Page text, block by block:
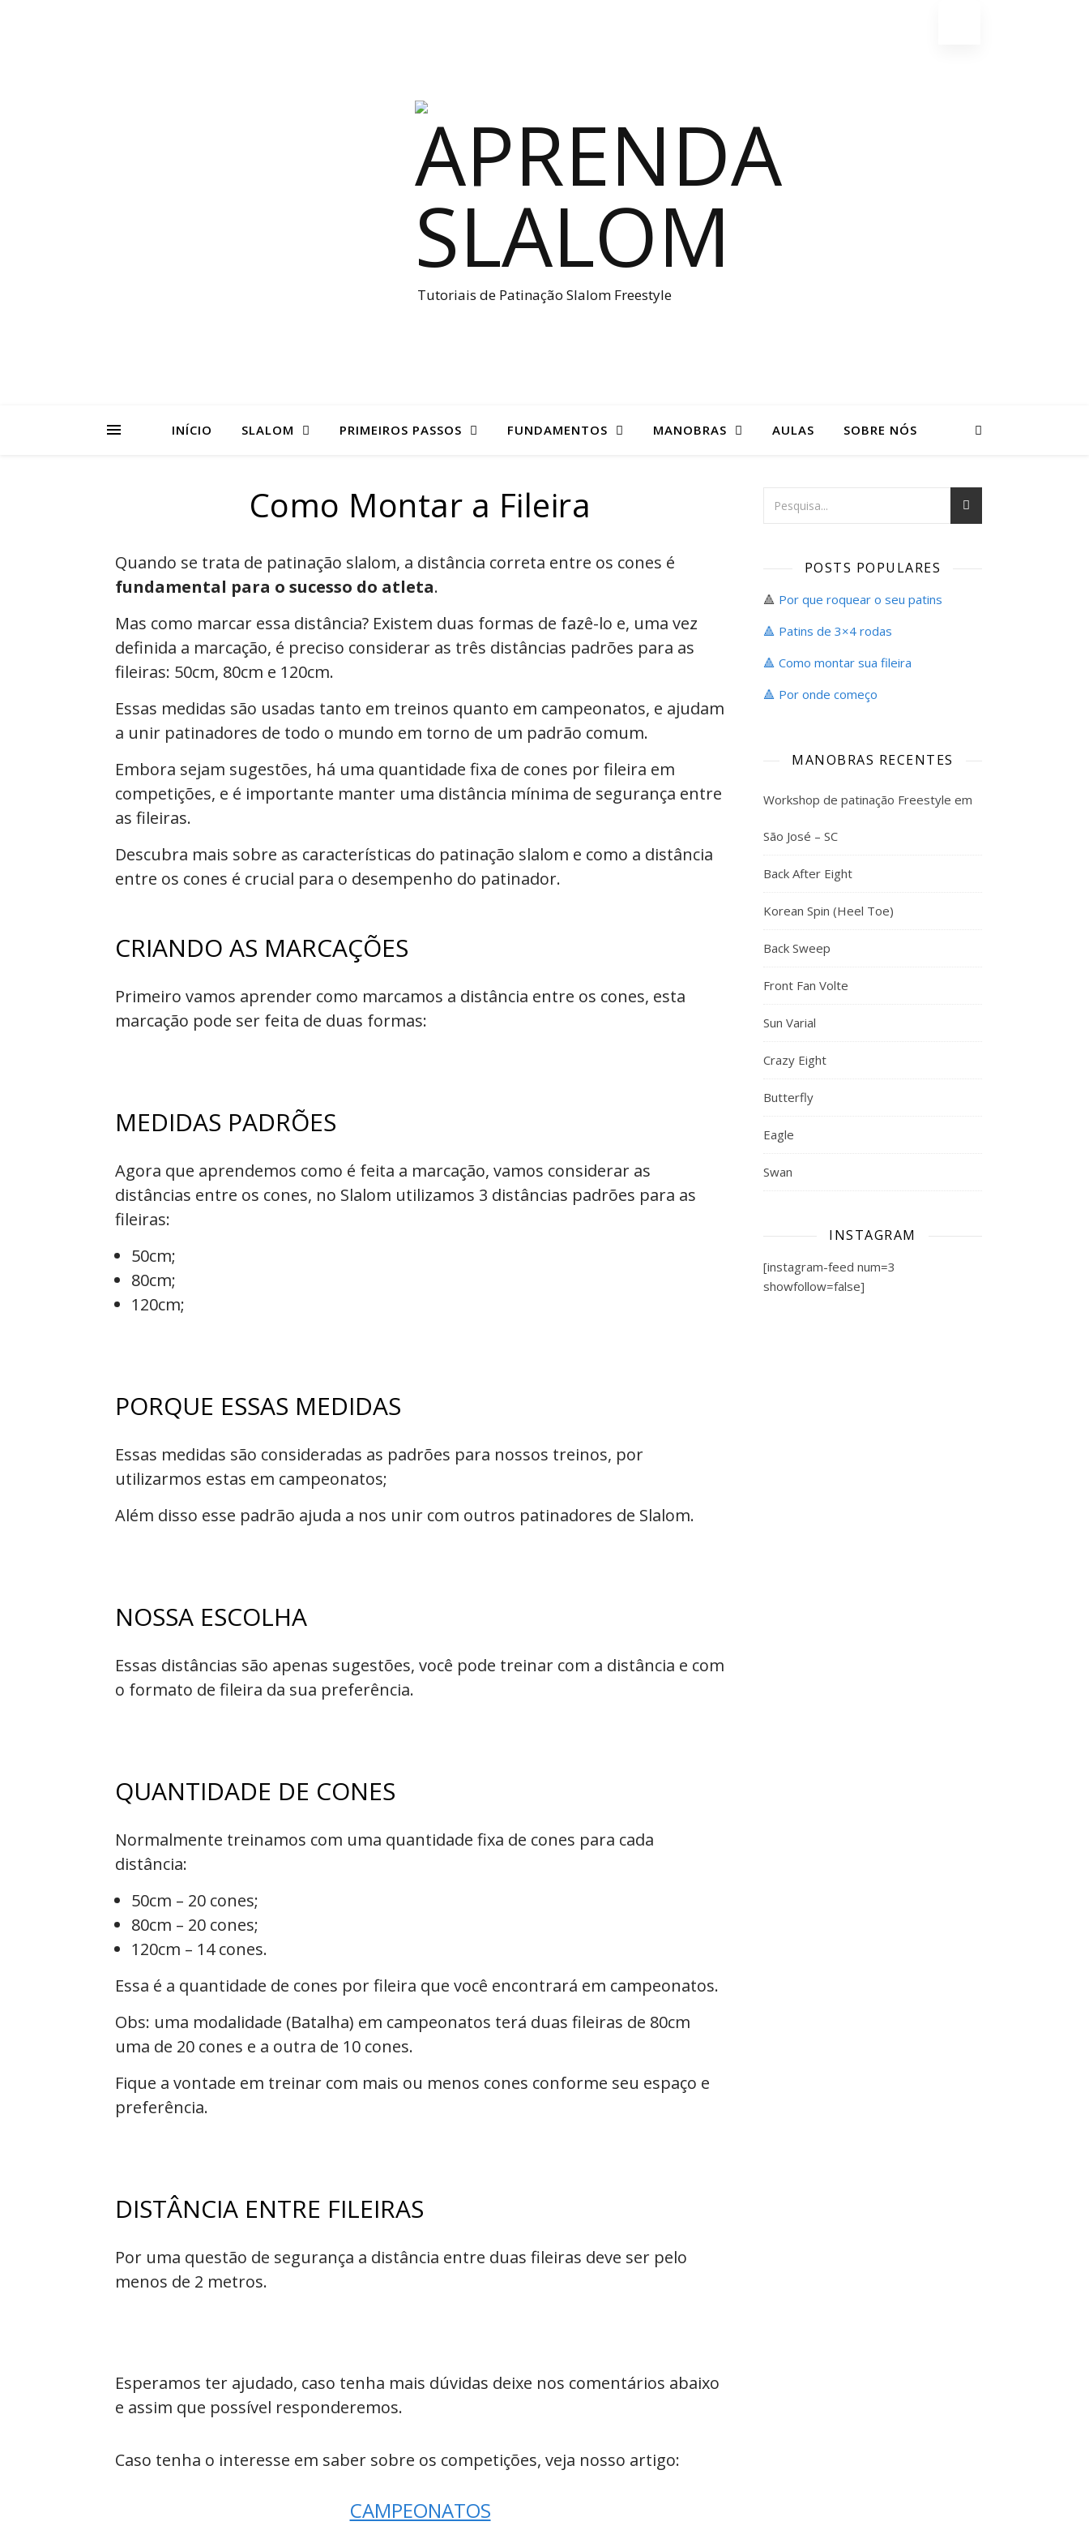
Tutoriais de Patinação Slalom Freestyle
INÍCIO SLALOM PRIMEIROS PASSOS FUNDAMENTOS MANOBRAS AULAS SOBRE NÓS
Como Montar a Fileira
Quando se trata de patinação slalom, a distância correta entre os cones é
fundamental para o sucesso do atleta.
Mas como marcar essa distância? Existem duas formas de fazê-lo e, uma vez
definida a marcação, é preciso considerar as três distâncias padrões para as
fileiras: 50cm, 80cm e 120cm.
Essas medidas são usadas tanto em treinos quanto em campeonatos, e ajudam
a unir patinadores de todo o mundo em torno de um padrão comum.
Embora sejam sugestões, há uma quantidade fixa de cones por fileira em
competições, e é importante manter uma distância mínima de segurança entre
as fileiras.
Descubra mais sobre as características do patinação slalom e como a distância
entre os cones é crucial para o desempenho do patinador.
CRIANDO AS MARCAÇÕES
Primeiro vamos aprender como marcamos a distância entre os cones, esta
marcação pode ser feita de duas formas:
MEDIDAS PADRÕES
Agora que aprendemos como é feita a marcação, vamos considerar as
distâncias entre os cones, no Slalom utilizamos 3 distâncias padrões para as
fileiras:
50cm;
80cm;
120cm;
PORQUE ESSAS MEDIDAS
Essas medidas são consideradas as padrões para nossos treinos, por
utilizarmos estas em campeonatos;
Além disso esse padrão ajuda a nos unir com outros patinadores de Slalom.
NOSSA ESCOLHA
Essas distâncias são apenas sugestões, você pode treinar com a distância e com
o formato de fileira da sua preferência.
QUANTIDADE DE CONES
Normalmente treinamos com uma quantidade fixa de cones para cada
distância:
50cm – 20 cones;
80cm – 20 cones;
120cm – 14 cones.
Essa é a quantidade de cones por fileira que você encontrará em campeonatos.
Obs: uma modalidade (Batalha) em campeonatos terá duas fileiras de 80cm
uma de 20 cones e a outra de 10 cones.
Fique a vontade em treinar com mais ou menos cones conforme seu espaço e
preferência.
DISTÂNCIA ENTRE FILEIRAS
Por uma questão de segurança a distância entre duas fileiras deve ser pelo
menos de 2 metros.
Esperamos ter ajudado, caso tenha mais dúvidas deixe nos comentários abaixo
e assim que possível responderemos.
Caso tenha o interesse em saber sobre os competições, veja nosso artigo:
CAMPEONATOS
POSTS POPULARES
🔺 Por que roquear o seu patins
🔺 Patins de 3×4 rodas
🔺 Como montar sua fileira
🔺 Por onde começo
MANOBRAS RECENTES
Workshop de patinação Freestyle em
São José – SC
Back After Eight
Korean Spin (Heel Toe)
Back Sweep
Front Fan Volte
Sun Varial
Crazy Eight
Butterfly
Eagle
Swan
INSTAGRAM
[instagram-feed num=3
showfollow=false]